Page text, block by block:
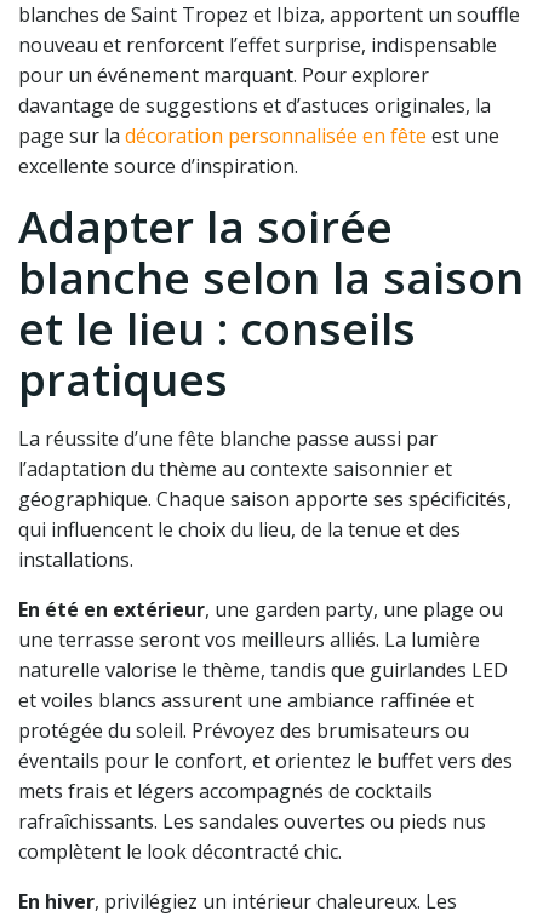
blanches de Saint Tropez et Ibiza, apportent un souffle
nouveau et renforcent l’effet surprise, indispensable
pour un événement marquant. Pour explorer
davantage de suggestions et d’astuces originales, la
page sur la décoration personnalisée en fête est une
excellente source d’inspiration.
Adapter la soirée
blanche selon la saison
et le lieu : conseils
pratiques
La réussite d’une fête blanche passe aussi par
l’adaptation du thème au contexte saisonnier et
géographique. Chaque saison apporte ses spécificités,
qui influencent le choix du lieu, de la tenue et des
installations.
En été en extérieur, une garden party, une plage ou
une terrasse seront vos meilleurs alliés. La lumière
naturelle valorise le thème, tandis que guirlandes LED
et voiles blancs assurent une ambiance raffinée et
protégée du soleil. Prévoyez des brumisateurs ou
éventails pour le confort, et orientez le buffet vers des
mets frais et légers accompagnés de cocktails
rafraîchissants. Les sandales ouvertes ou pieds nus
complètent le look décontracté chic.
En hiver, privilégiez un intérieur chaleureux. Les